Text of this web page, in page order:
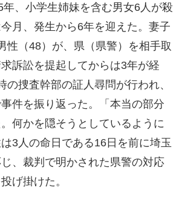
、小学生姉妹を含む男女6人が殺
月、発生から6年を迎えた。妻子
性（48）が、県（県警）を相手取
訴訟を提起してからは3年が経
の捜査幹部の証人尋問が行われ、
件を振り返った。「本当の部分
何かを隠そうとしているように
3人の命日である16日を前に埼玉
、裁判で明かされた県警の対応
げ掛けた。